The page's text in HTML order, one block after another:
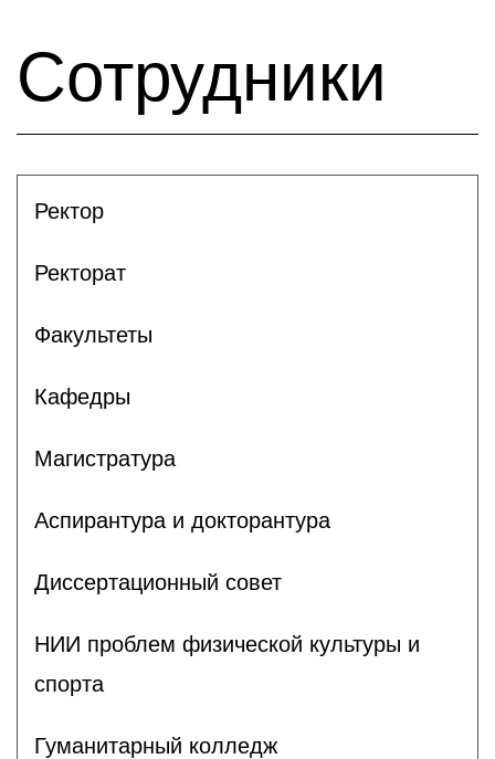
Сотрудники
Ректор
Ректорат
Факультеты
Кафедры
Магистратура
Аспирантура и докторантура
Диссертационный совет
НИИ проблем физической культуры и
спорта
Гуманитарный колледж